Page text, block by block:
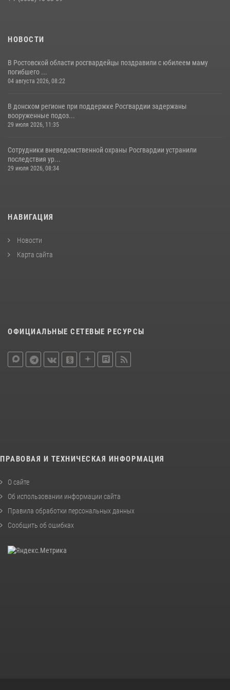
НОВОСТИ
В Ростовской области росгвардейцы поздравили с юбилеем маму
погибшего ...
04 августа 2026, 08:22
В донском регионе при поддержке Росгвардии задержаны
вооруженные подоз...
29 июля 2026, 11:35
Сотрудники вневедомственной охраны Росгвардии устранили
последствия ур...
29 июля 2026, 08:34
НАВИГАЦИЯ
Новости
Карта сайта
ОФИЦИАЛЬНЫЕ СЕТЕВЫЕ РЕСУРСЫ
ПРАВОВАЯ И ТЕХНИЧЕСКАЯ ИНФОРМАЦИЯ
О сайте
Об использовании информации сайта
Правила обработки персональных данных
Сообщить об ошибках